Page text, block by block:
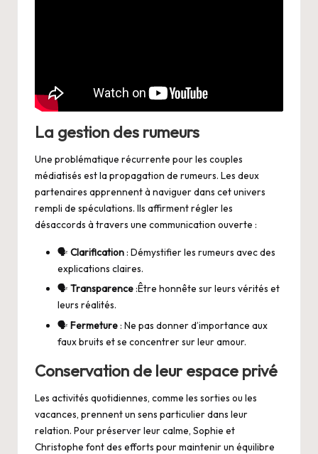
La gestion des rumeurs
Une problématique récurrente pour les couples
médiatisés est la propagation de rumeurs. Les deux
partenaires apprennent à naviguer dans cet univers
rempli de spéculations. Ils affirment régler les
désaccords à travers une communication ouverte :
🗣️ Clarification: Démystifier les rumeurs avec des
explications claires.
🗣️ Transparence:Être honnête sur leurs vérités et
leurs réalités.
🗣️ Fermeture: Ne pas donner d’importance aux
faux bruits et se concentrer sur leur amour.
Conservation de leur espace privé
Les activités quotidiennes, comme les sorties ou les
vacances, prennent un sens particulier dans leur
relation. Pour préserver leur calme, Sophie et
Christophe font des efforts pour maintenir un équilibre